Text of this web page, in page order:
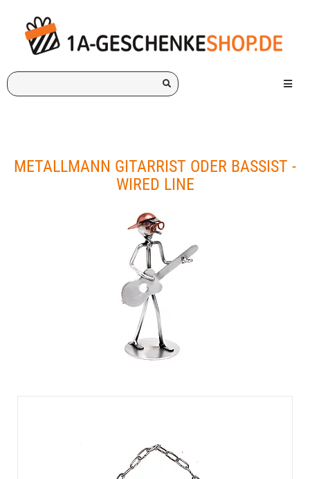
Ich
suche
Menü
METALLMANN GITARRIST ODER BASSIST -
WIRED LINE